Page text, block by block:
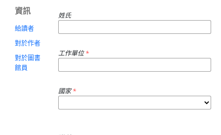
姓氏
工作單位*
國家*
資訊
給讀者
對於作者
對於圖書
館員